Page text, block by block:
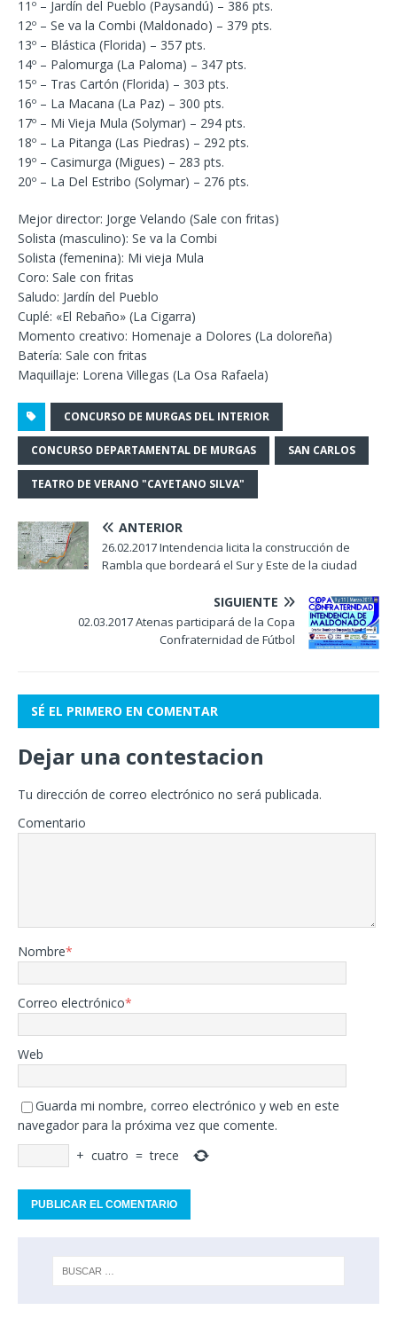
11º – Jardín del Pueblo (Paysandú) – 386 pts.
12º – Se va la Combi (Maldonado) – 379 pts.
13º – Blástica (Florida) – 357 pts.
14º – Palomurga (La Paloma) – 347 pts.
15º – Tras Cartón (Florida) – 303 pts.
16º – La Macana (La Paz) – 300 pts.
17º – Mi Vieja Mula (Solymar) – 294 pts.
18º – La Pitanga (Las Piedras) – 292 pts.
19º – Casimurga (Migues) – 283 pts.
20º – La Del Estribo (Solymar) – 276 pts.
Mejor director: Jorge Velando (Sale con fritas)
Solista (masculino): Se va la Combi
Solista (femenina): Mi vieja Mula
Coro: Sale con fritas
Saludo: Jardín del Pueblo
Cuplé: «El Rebaño» (La Cigarra)
Momento creativo: Homenaje a Dolores (La doloreña)
Batería: Sale con fritas
Maquillaje: Lorena Villegas (La Osa Rafaela)
CONCURSO DE MURGAS DEL INTERIOR
CONCURSO DEPARTAMENTAL DE MURGAS SAN CARLOS
TEATRO DE VERANO "CAYETANO SILVA"
ANTERIOR
26.02.2017 Intendencia licita la construcción de
Rambla que bordeará el Sur y Este de la ciudad
SIGUIENTE
02.03.2017 Atenas participará de la Copa
Confraternidad de Fútbol
SÉ EL PRIMERO EN COMENTAR
Dejar una contestacion
Tu dirección de correo electrónico no será publicada.
Comentario
Nombre*
Correo electrónico*
Web
Guarda mi nombre, correo electrónico y web en este
navegador para la próxima vez que comente.
+ cuatro = trece